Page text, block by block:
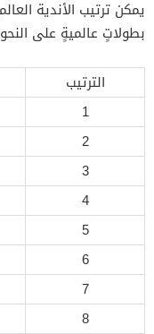
يمكن ترتيب الأندية
بطولاتٍ عالميةٍ على
الترتيب
1
2
3
4
5
6
7
8